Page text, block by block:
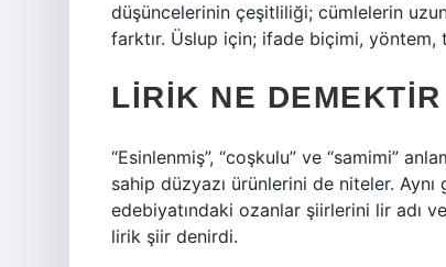
düşüncelerinin çeşitliliği; cümlelerin
farktır. Üslup için; ifade biçimi, yöntem,
LIRIK NE
“Esinlenmiş”, “coşkulu” ve “samimi”
sahip düzyazı ürünlerini de niteler.
edebiyatındaki ozanlar şiirlerini lir adı
lirik şiir denirdi.